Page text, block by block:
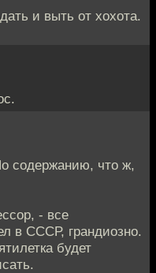
и выть от хохота.
содержанию, что ж,
- все
в СССР, грандиозно.
будет